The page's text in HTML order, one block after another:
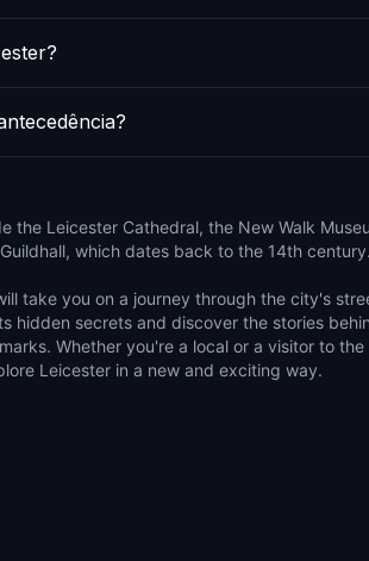
the Leicester Cathedral, the New Walk
which dates back to the 14th century.
take you on a journey through the city's
hidden secrets and discover the stories
Whether you're a local or a visitor to
Leicester in a new and exciting way.